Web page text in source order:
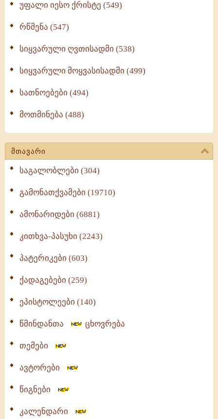
უფალი იესო ქრისტე (549)
რწმენა (547)
სიყვარული ღვთისადმი (538)
სიყვარული მოყვასისადმი (499)
სათნოებები (494)
მოთმინება (488)
მთავარი
საგალობლები (304)
გამონათქვამები (19710)
ამონარიდები (6881)
კითხვა-პასუხი (2243)
პატერიკები (603)
ქადაგებები (259)
ეპისტოლეები (140)
წმინდანთა ცხოვრება
თემები
ავტორები
წიგნები
კალენდარი